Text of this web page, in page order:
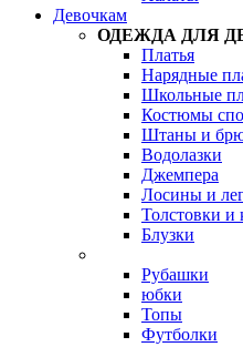
Девочкам
ОДЕЖДА ДЛЯ
Платья
Нарядные
Школьные
Костюмы
Штаны и
Водолазки
Джемпера
Лосины и
Толстовки и
Блузки
Рубашки
юбки
Топы
Футболки